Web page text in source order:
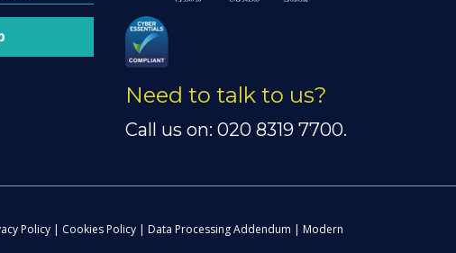
Need to talk to us?
Call us on: 020 8319 7700.
Policy | Cookies Policy | Data Processing Addendum | Modern